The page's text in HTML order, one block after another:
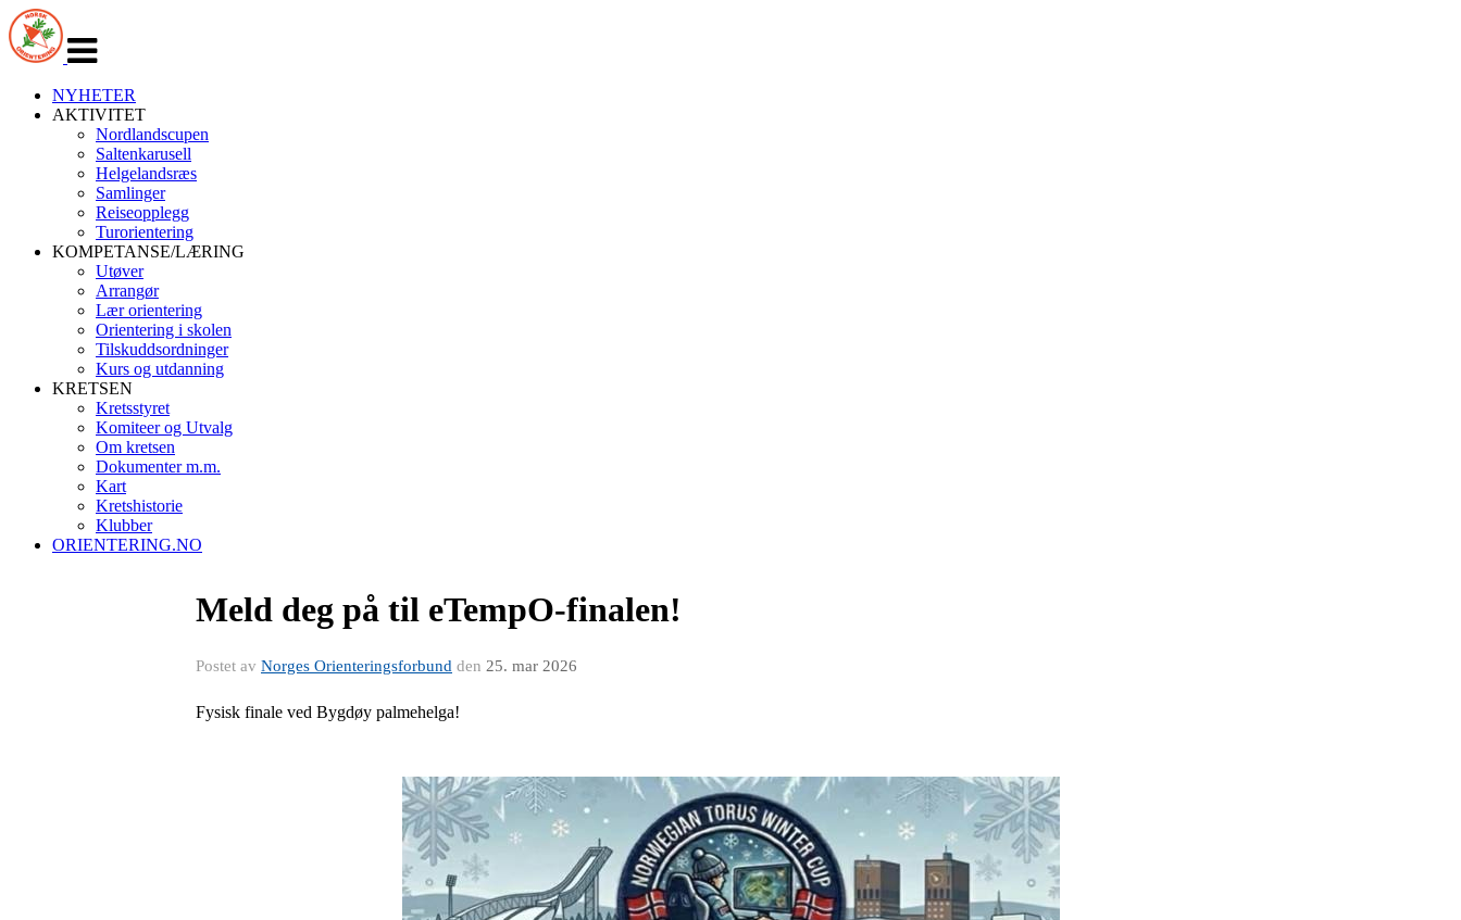
navigasjon
NYHETER
AKTIVITET
Nordlandscupen
Saltenkarusell
Helgelandsræs
Samlinger
Reiseopplegg
Turorientering
KOMPETANSE/LÆRING
Utøver
Arrangør
Lær orientering
Orientering i skolen
Tilskuddsordninger
Kurs og utdanning
KRETSEN
Kretsstyret
Komiteer og Utvalg
Om kretsen
Dokumenter m.m.
Kart
Kretshistorie
Klubber
ORIENTERING.NO
Meld deg på til eTempO-finalen!
Postet av Norges Orienteringsforbund den 25. mar 2026
Fysisk finale ved Bygdøy palmehelga!